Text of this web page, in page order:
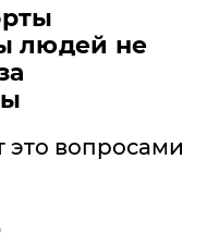
людей не
это вопросами